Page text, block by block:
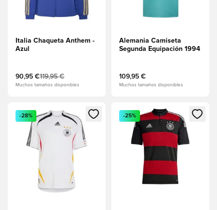
Italia Chaqueta Anthem -
Azul
90,95 €119,95 €
Muchos tamaños disponibles
Alemania Camiseta
Segunda Equipación 1994
109,95 €
Muchos tamaños disponibles
Abre un modal para iniciar sesión o registrarse como
-28%
Abre un modal para iniciar
-25%